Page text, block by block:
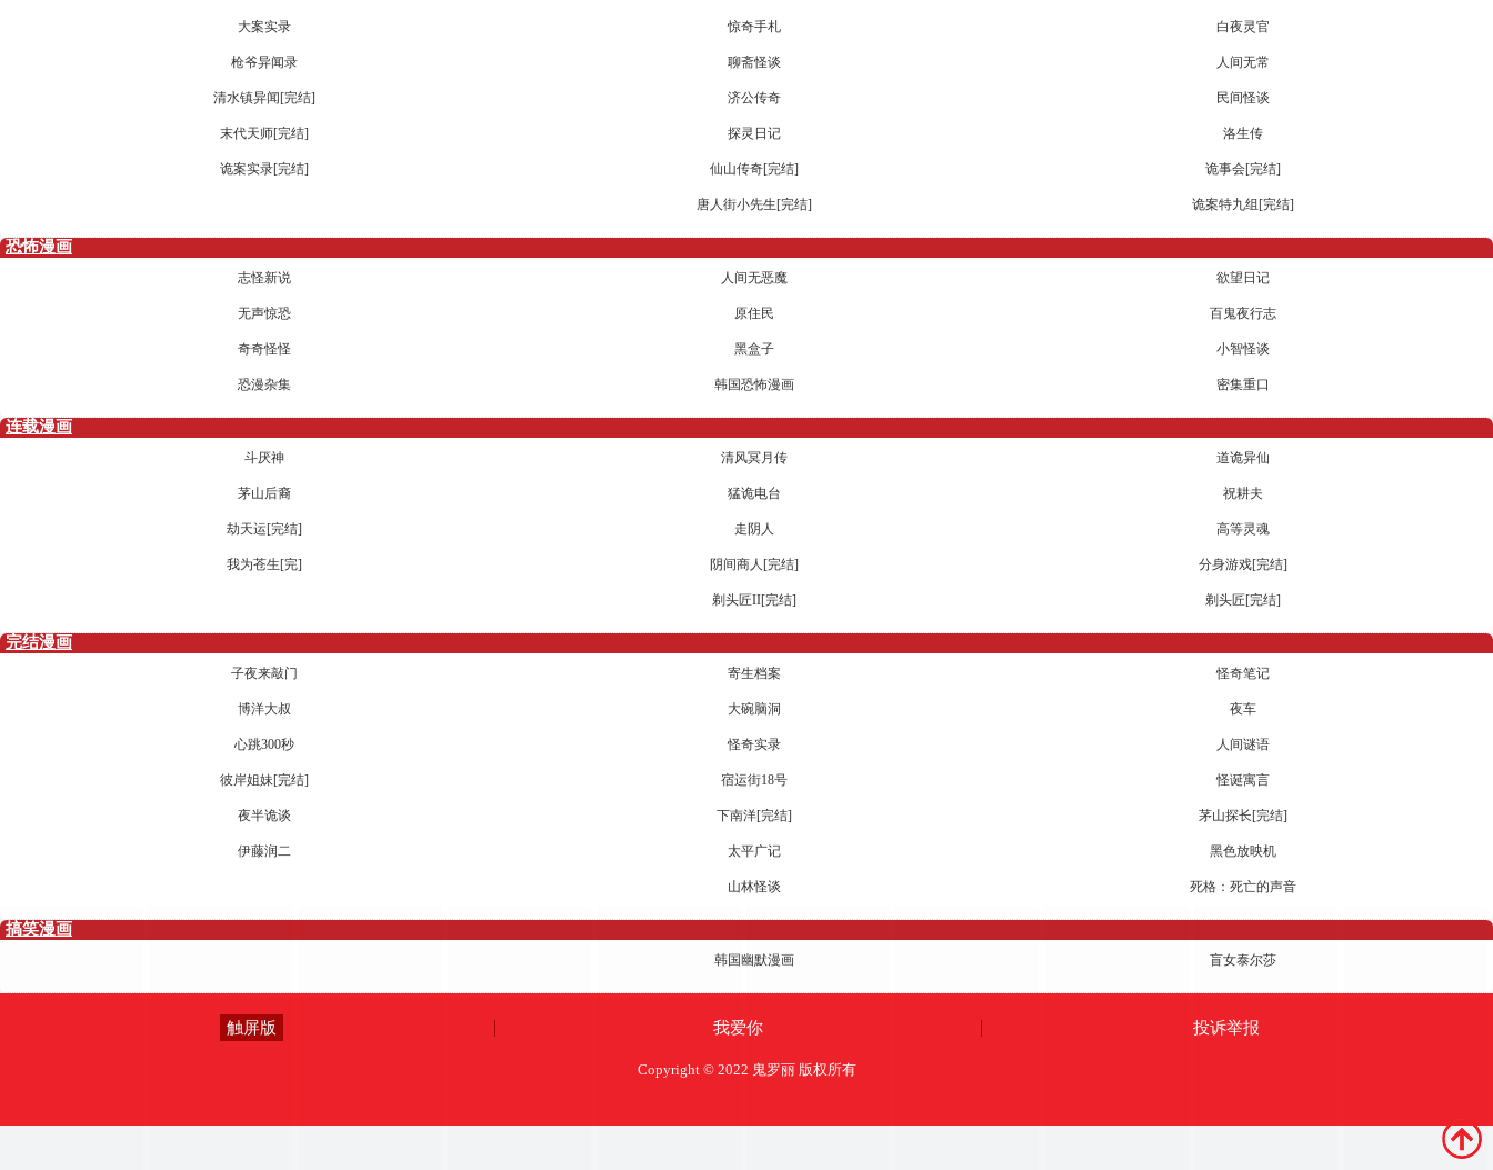
白夜灵官
惊奇手札
大案实录
人间无常
聊斋怪谈
枪爷异闻录
民间怪谈
济公传奇
清水镇异闻[完结]
洛生传
探灵日记
末代天师[完结]
诡事会[完结]
仙山传奇[完结]
诡案实录[完结]
诡案特九组[完结]
唐人街小先生[完结]
恐怖漫画
欲望日记
人间无恶魔
志怪新说
百鬼夜行志
原住民
无声惊恐
小智怪谈
黑盒子
奇奇怪怪
密集重口
韩国恐怖漫画
恐漫杂集
连载漫画
道诡异仙
清风冥月传
斗厌神
祝耕夫
猛诡电台
茅山后裔
高等灵魂
走阴人
劫天运[完结]
分身游戏[完结]
阴间商人[完结]
我为苍生[完]
剃头匠[完结]
剃头匠II[完结]
完结漫画
怪奇笔记
寄生档案
子夜来敲门
夜车
大碗脑洞
博洋大叔
人间谜语
怪奇实录
心跳300秒
怪诞寓言
宿运街18号
彼岸姐妹[完结]
茅山探长[完结]
下南洋[完结]
夜半诡谈
黑色放映机
太平广记
伊藤润二
死格：死亡的声音
山林怪谈
搞笑漫画
盲女泰尔莎
韩国幽默漫画
触屏版 我爱你 投诉举报
Copyright © 2022 鬼罗丽 版权所有